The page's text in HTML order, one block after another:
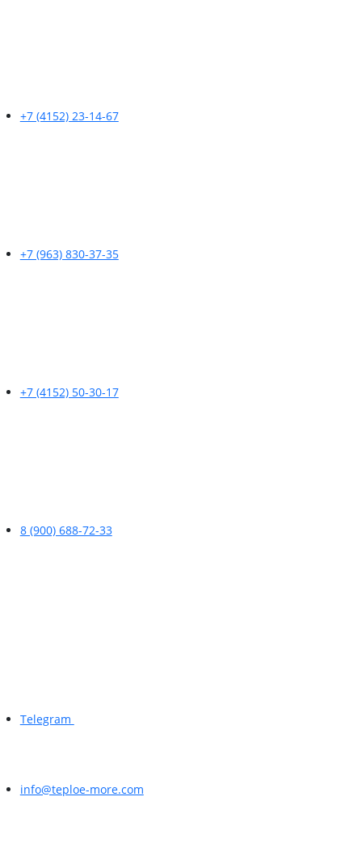
+7 (4152) 23-14-67
+7 (963) 830-37-35
+7 (4152) 50-30-17
8 (900) 688-72-33
Telegram
info@teploe-more.com